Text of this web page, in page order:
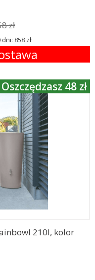
zł
858 zł
210l, kolor
Oszczędzasz 48 zł